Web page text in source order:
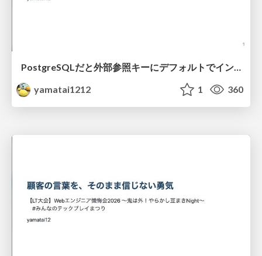
PostgreSQLだと外部参照キーにデフォルトでインデックスが貼られていない
yamatai1212
1 360